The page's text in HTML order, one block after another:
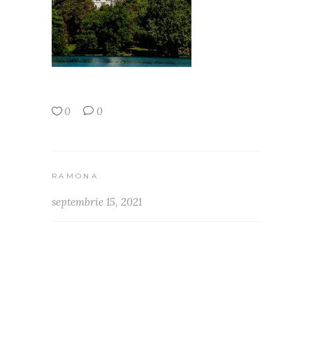
0 0
RAMONA
septembrie 15, 2021